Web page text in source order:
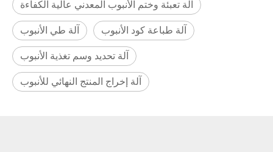
آلة تعبئة وختم الأنبوب المعدني عالية الكفاءة
آلة طي الأنبوب
آلة طباعة كود الأنبوب
آلة تحديد وسم تغذية الأنبوب
آلة إخراج المنتج النهائي للأنبوب